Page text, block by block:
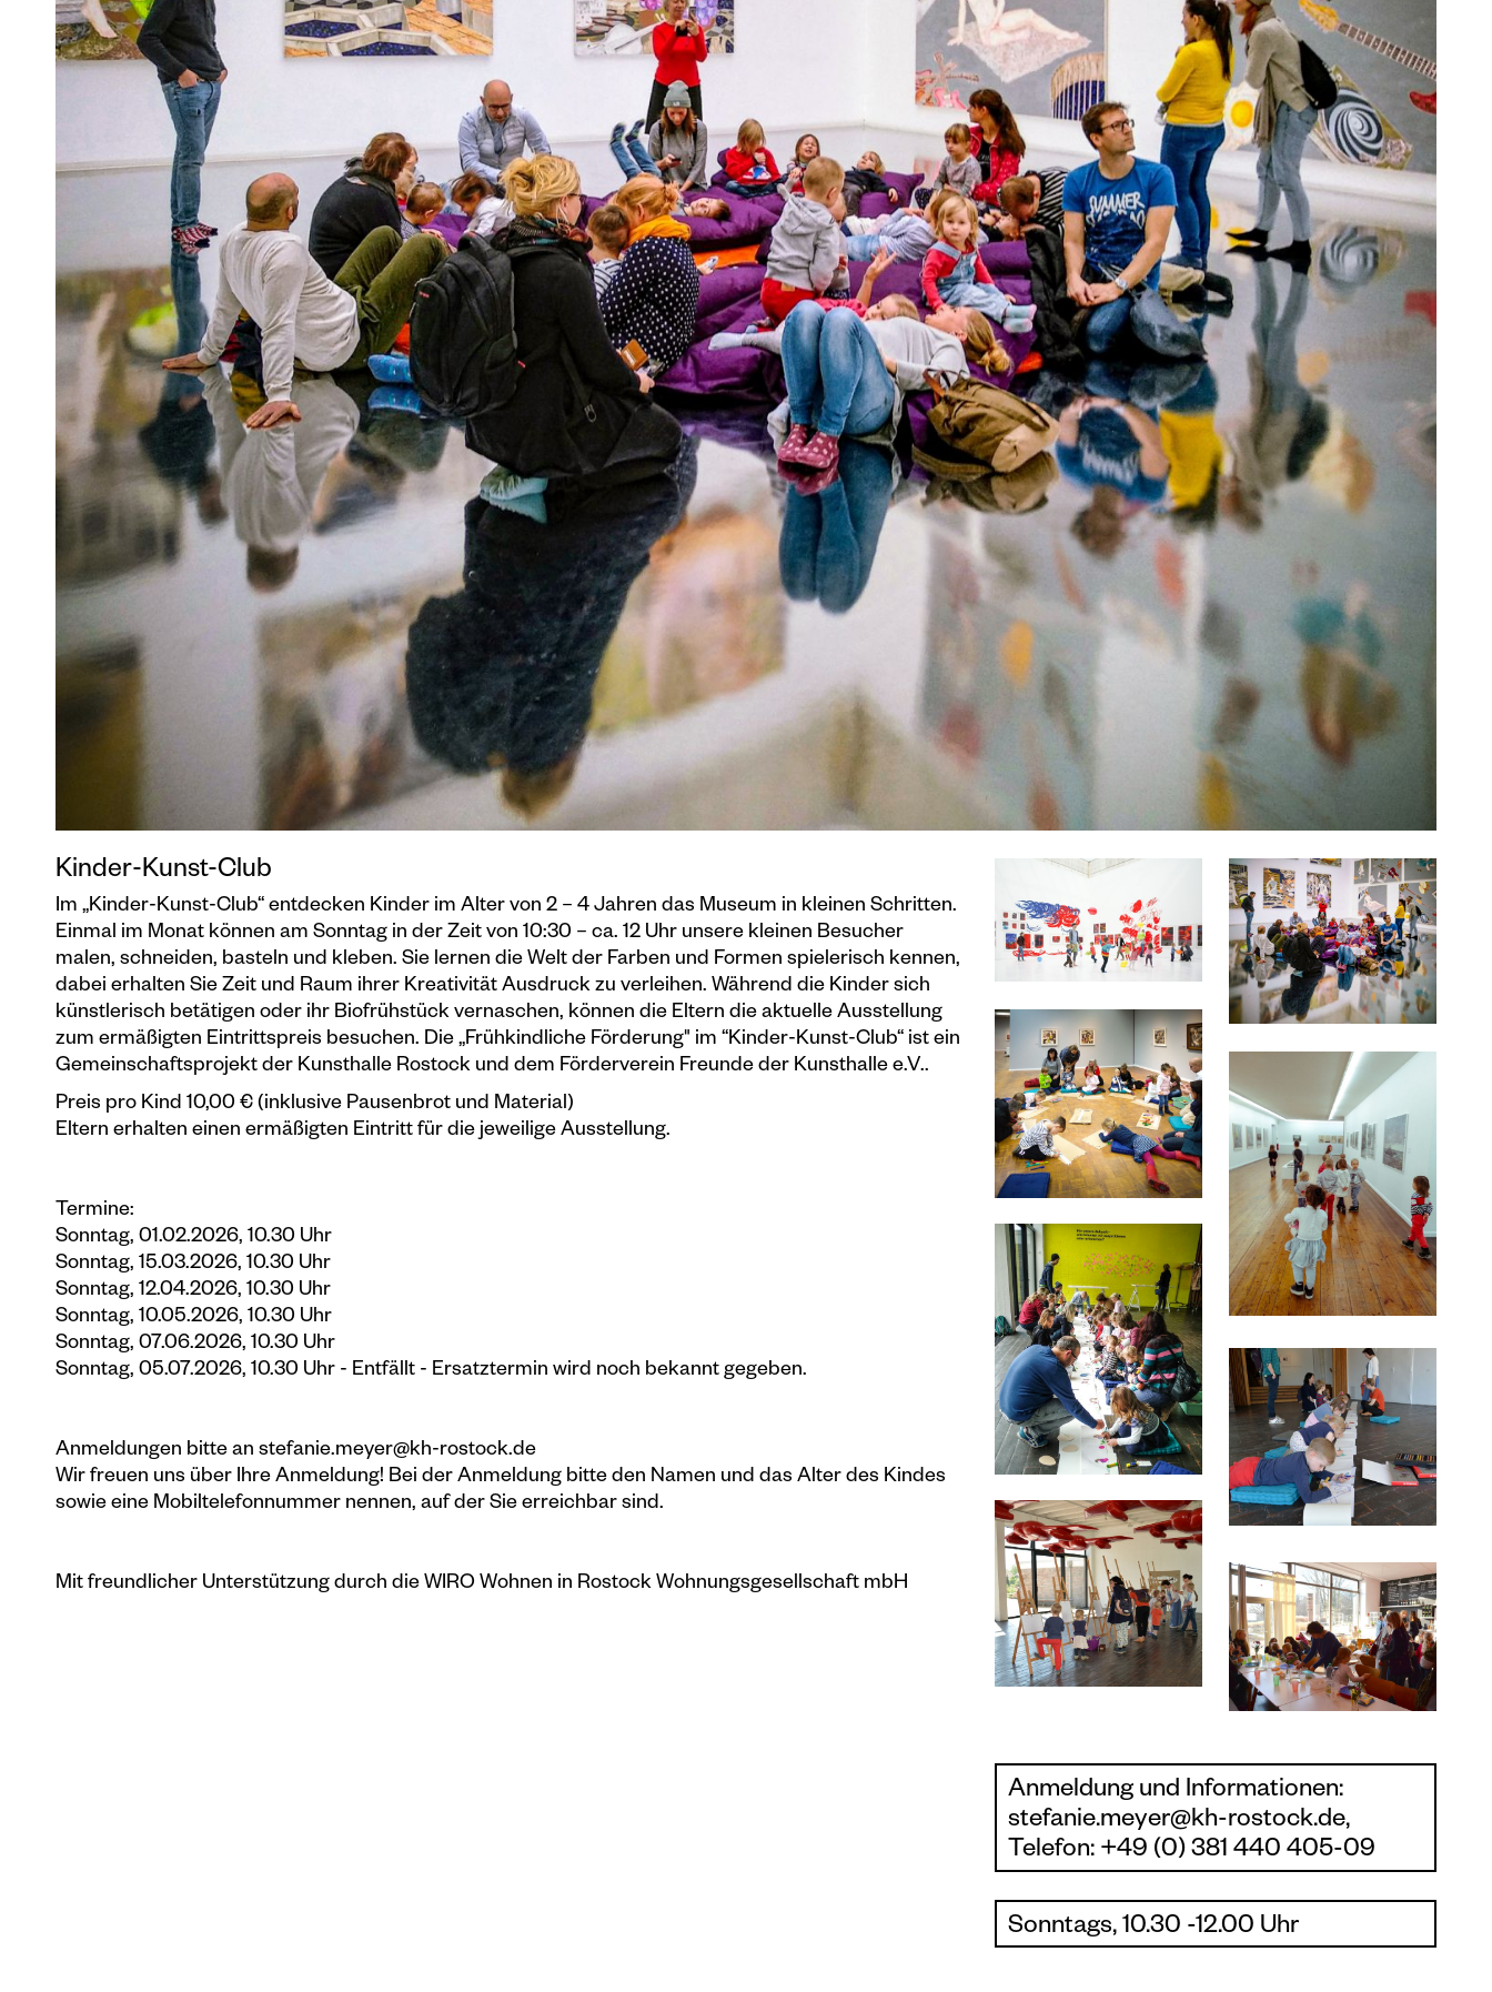
Kinder-Kunst-Club
Im „Kinder-Kunst-Club“ entdecken Kinder im Alter von 2 – 4 Jahren das Museum in kleinen Schritten.
Einmal im Monat können am Sonntag in der Zeit von 10:30 – ca. 12 Uhr unsere kleinen Besucher
malen, schneiden, basteln und kleben. Sie lernen die Welt der Farben und Formen spielerisch kennen,
dabei erhalten Sie Zeit und Raum ihrer Kreativität Ausdruck zu verleihen. Während die Kinder sich
künstlerisch betätigen oder ihr Biofrühstück vernaschen, können die Eltern die aktuelle Ausstellung
zum ermäßigten Eintrittspreis besuchen. Die „Frühkindliche Förderung" im “Kinder-Kunst-Club“ ist ein
Gemeinschaftsprojekt der Kunsthalle Rostock und dem Förderverein Freunde der Kunsthalle e.V..
Preis pro Kind 10,00 € (inklusive Pausenbrot und Material)
Eltern erhalten einen ermäßigten Eintritt für die jeweilige Ausstellung.
Termine:
Sonntag, 01.02.2026, 10.30 Uhr
Sonntag, 15.03.2026, 10.30 Uhr
Sonntag, 12.04.2026, 10.30 Uhr
Sonntag, 10.05.2026, 10.30 Uhr
Sonntag, 07.06.2026, 10.30 Uhr
Sonntag, 05.07.2026, 10.30 Uhr - Entfällt - Ersatztermin wird noch bekannt gegeben.
Anmeldungen bitte an stefanie.meyer@kh-rostock.de
Wir freuen uns über Ihre Anmeldung! Bei der Anmeldung bitte den Namen und das Alter des Kindes
sowie eine Mobiltelefonnummer nennen, auf der Sie erreichbar sind.
Mit freundlicher Unterstützung durch die WIRO Wohnen in Rostock Wohnungsgesellschaft mbH
Anmeldung und Informationen:
stefanie.meyer@kh-rostock.de,
Telefon: +49 (0) 381 440 405-09
Sonntags, 10.30 -12.00 Uhr